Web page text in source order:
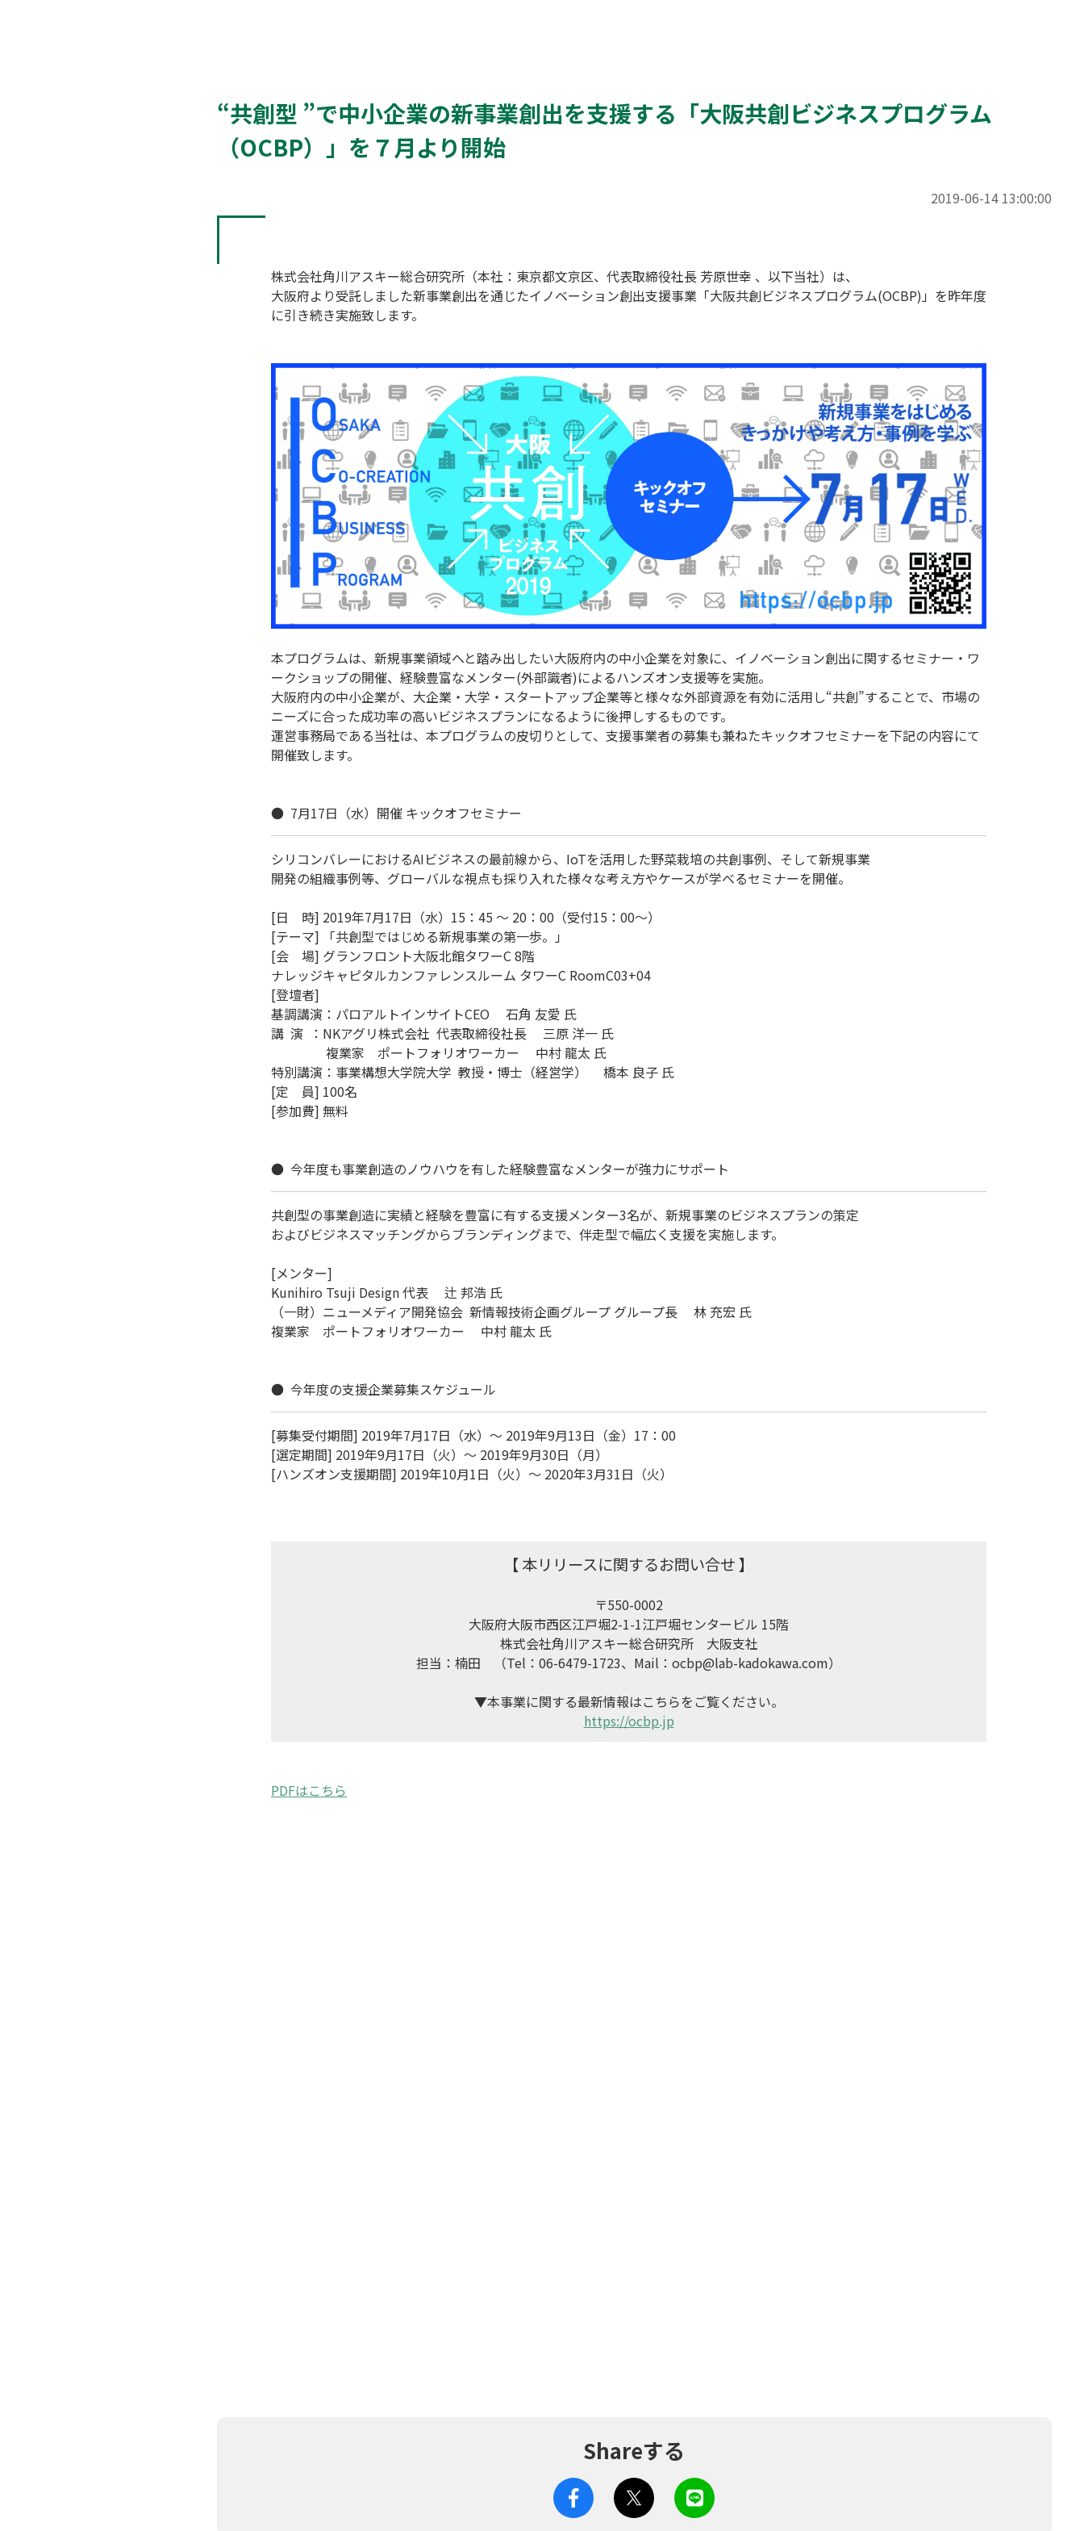
“共創型 ”で中小企業の新事業創出を支援する「大阪共創ビジネスプログラム
（OCBP）」を７月より開始
2019-06-14 13:00:00
株式会社角川アスキー総合研究所（本社：東京都文京区、代表取締役社長 芳原世幸 、以下当社）は、
大阪府より受託しました新事業創出を通じたイノベーション創出支援事業「大阪共創ビジネスプログラム(OCBP)」を昨年度
本プログラムは、新規事業領域へと踏み出したい大阪府内の中小企業を対象に、イノベーション創出に関するセミナー・ワ
ークショップの開催、経験豊富なメンター(外部識者)によるハンズオン支援等を実施。
大阪府内の中小企業が、大企業・大学・スタートアップ企業等と様々な外部資源を有効に活用し“共創”することで、市場の
ニーズに合った成功率の高いビジネスプランになるように後押しするものです。
運営事務局である当社は、本プログラムの皮切りとして、支援事業者の募集も兼ねたキックオフセミナーを下記の内容にて
開催致します。
●  7月17日（水）開催 キックオフセミナー
シリコンバレーにおけるAIビジネスの最前線から、IoTを活用した野菜栽培の共創事例、そして新規事業
開発の組織事例等、グローバルな視点も採り入れた様々な考え方やケースが学べるセミナーを開催。
[日　時] 2019年7月17日（水）15：45 〜 20：00（受付15：00〜）
[テーマ] 「共創型ではじめる新規事業の第一歩。」
[会　場] グランフロント大阪北館タワーC 8階
ナレッジキャピタルカンファレンスルーム タワーC RoomC03+04
[登壇者]
基調講演：パロアルトインサイトCEO　 石角 友愛 氏
講  演  ：NKアグリ株式会社  代表取締役社長　 三原 洋一 氏
複業家　ポートフォリオワーカー　 中村 龍太 氏
特別講演：事業構想大学院大学  教授・博士（経営学）　 橋本 良子 氏
[定　員] 100名
[参加費] 無料
●  今年度も事業創造のノウハウを有した経験豊富なメンターが強力にサポート
共創型の事業創造に実績と経験を豊富に有する支援メンター3名が、新規事業のビジネスプランの策定
およびビジネスマッチングからブランディングまで、伴走型で幅広く支援を実施します。
[メンター]
Kunihiro Tsuji Design 代表　 辻 邦浩 氏
（一財）ニューメディア開発協会  新情報技術企画グループ グループ長 　林 充宏 氏
複業家　ポートフォリオワーカー　 中村 龍太 氏
●  今年度の支援企業募集スケジュール
[募集受付期間] 2019年7月17日（水）～ 2019年9月13日（金）17：00
[選定期間] 2019年9月17日（火）～ 2019年9月30日（月）
[ハンズオン支援期間] 2019年10月1日（火）～ 2020年3月31日（火）
【 本リリースに関するお問い合せ 】
〒550-0002
大阪府大阪市西区江戸堀2-1-1江戸堀センタービル 15階
株式会社角川アスキー総合研究所　大阪支社
担当：楠田　（Tel：06-6479-1723、Mail：ocbp@lab-kadokawa.com）
https://ocbp.jp
PDFはこちら
Shareする